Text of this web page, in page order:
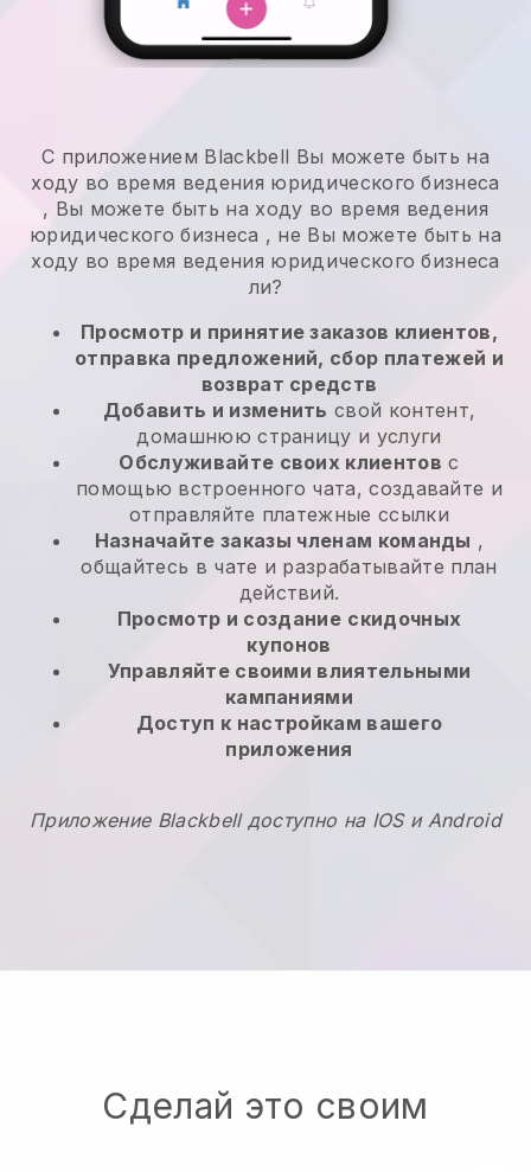
С приложением Blackbell Вы можете быть на
ходу во время ведения юридического бизнеса
, Вы можете быть на ходу во время ведения
юридического бизнеса , не Вы можете быть на
ходу во время ведения юридического бизнеса
ли?
Просмотр и принятие заказов клиентов,
отправка предложений, сбор платежей и
возврат средств
Добавить и изменить свой контент,
домашнюю страницу и услуги
Обслуживайте своих клиентов с
помощью встроенного чата, создавайте и
отправляйте платежные ссылки
Назначайте заказы членам команды ,
общайтесь в чате и разрабатывайте план
действий.
Просмотр и создание скидочных
купонов
Управляйте своими влиятельными
кампаниями
Доступ к настройкам вашего
приложения
Приложение Blackbell доступно на IOS и Android
Сделай это своим